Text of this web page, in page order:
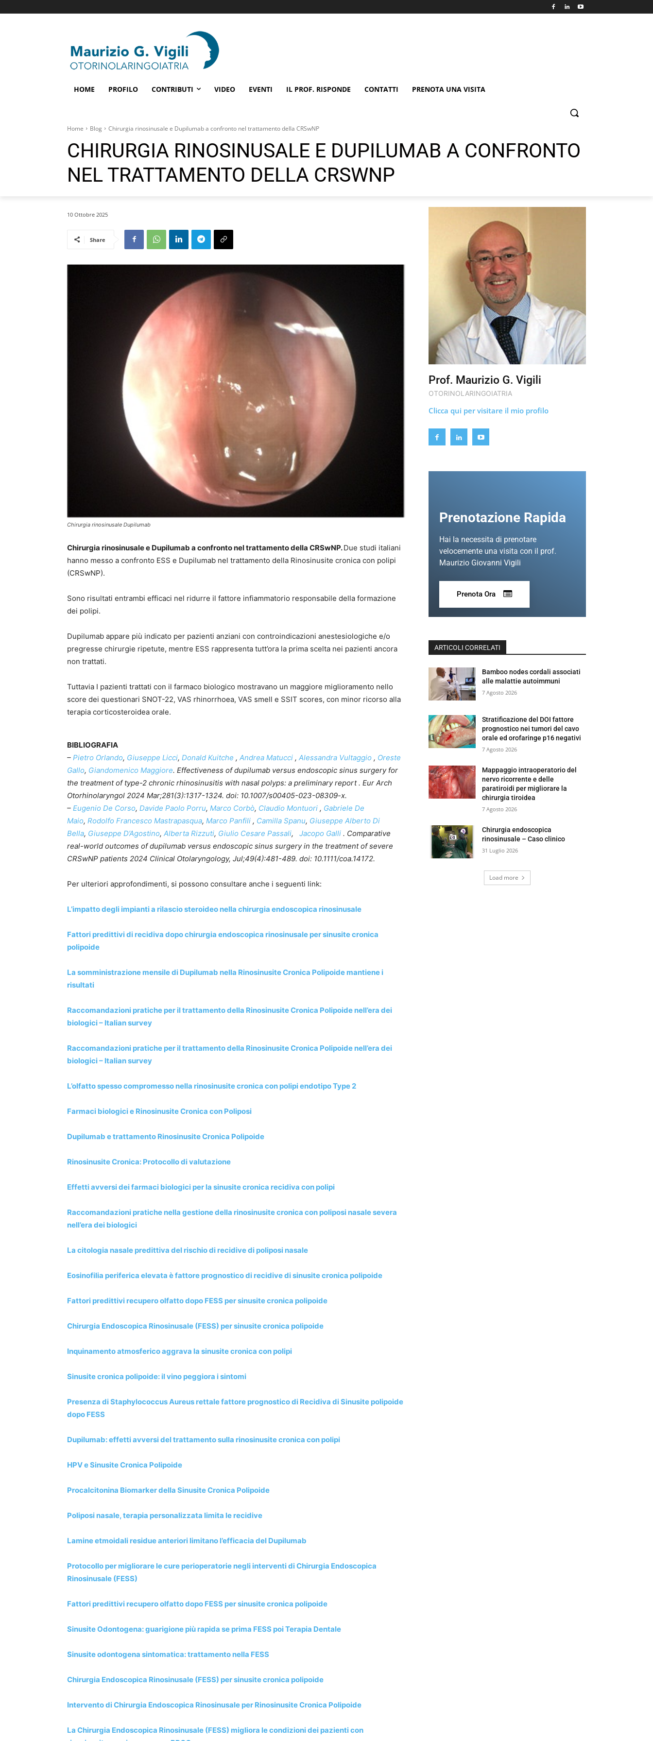
HOME PROFILO CONTRIBUTI VIDEO EVENTI IL PROF. RISPONDE CONTATTI PRENOTA UNA VISITA
Home Blog Chirurgia rinosinusale e Dupilumab a confronto nel trattamento della CRSwNP
CHIRURGIA RINOSINUSALE E DUPILUMAB A CONFRONTO
NEL TRATTAMENTO DELLA CRSWNP
10 Ottobre 2025
Share
Chirurgia rinosinusale Dupilumab
Chirurgia rinosinusale e Dupilumab a confronto nel trattamento della CRSwNP.Due studi italiani
hanno messo a confronto ESS e Dupilumab nel trattamento della Rinosinusite cronica con polipi
(CRSwNP).
Sono risultati entrambi efficaci nel ridurre il fattore infiammatorio responsabile della formazione
dei polipi.
Dupilumab appare più indicato per pazienti anziani con controindicazioni anestesiologiche e/o
pregresse chirurgie ripetute, mentre ESS rappresenta tutt’ora la prima scelta nei pazienti ancora
non trattati.
Tuttavia I pazienti trattati con il farmaco biologico mostravano un maggiore miglioramento nello
score dei questionari SNOT-22, VAS rhinorrhoea, VAS smell e SSIT scores, con minor ricorso alla
terapia corticosteroidea orale.
BIBLIOGRAFIA
– Pietro Orlando, Giuseppe Licci, Donald Kuitche , Andrea Matucci , Alessandra Vultaggio , Oreste
Gallo, Giandomenico Maggiore. Effectiveness of dupilumab versus endoscopic sinus surgery for
the treatment of type-2 chronic rhinosinusitis with nasal polyps: a preliminary report . Eur Arch
Otorhinolaryngol 2024 Mar;281(3):1317-1324. doi: 10.1007/s00405-023-08309-x.
– Eugenio De Corso, Davide Paolo Porru, Marco Corbò, Claudio Montuori , Gabriele De
Maio, Rodolfo Francesco Mastrapasqua, Marco Panfili , Camilla Spanu, Giuseppe Alberto Di
Bella, Giuseppe D’Agostino, Alberta Rizzuti, Giulio Cesare Passali, Jacopo Galli . Comparative
real-world outcomes of dupilumab versus endoscopic sinus surgery in the treatment of severe
CRSwNP patients 2024 Clinical Otolaryngology, Jul;49(4):481-489. doi: 10.1111/coa.14172.
Per ulteriori approfondimenti, si possono consultare anche i seguenti link:
L’impatto degli impianti a rilascio steroideo nella chirurgia endoscopica rinosinusale
Fattori predittivi di recidiva dopo chirurgia endoscopica rinosinusale per sinusite cronica
polipoide
La somministrazione mensile di Dupilumab nella Rinosinusite Cronica Polipoide mantiene i
risultati
Raccomandazioni pratiche per il trattamento della Rinosinusite Cronica Polipoide nell’era dei
biologici – Italian survey
Raccomandazioni pratiche per il trattamento della Rinosinusite Cronica Polipoide nell’era dei
biologici – Italian survey
L’olfatto spesso compromesso nella rinosinusite cronica con polipi endotipo Type 2
Farmaci biologici e Rinosinusite Cronica con Poliposi
Dupilumab e trattamento Rinosinusite Cronica Polipoide
Rinosinusite Cronica: Protocollo di valutazione
Effetti avversi dei farmaci biologici per la sinusite cronica recidiva con polipi
Raccomandazioni pratiche nella gestione della rinosinusite cronica con poliposi nasale severa
nell’era dei biologici
La citologia nasale predittiva del rischio di recidive di poliposi nasale
Eosinofilia periferica elevata è fattore prognostico di recidive di sinusite cronica polipoide
Fattori predittivi recupero olfatto dopo FESS per sinusite cronica polipoide
Chirurgia Endoscopica Rinosinusale (FESS) per sinusite cronica polipoide
Inquinamento atmosferico aggrava la sinusite cronica con polipi
Sinusite cronica polipoide: il vino peggiora i sintomi
Presenza di Staphylococcus Aureus rettale fattore prognostico di Recidiva di Sinusite polipoide
dopo FESS
Dupilumab: effetti avversi del trattamento sulla rinosinusite cronica con polipi
HPV e Sinusite Cronica Polipoide
Procalcitonina Biomarker della Sinusite Cronica Polipoide
Poliposi nasale, terapia personalizzata limita le recidive
Lamine etmoidali residue anteriori limitano l’efficacia del Dupilumab
Protocollo per migliorare le cure perioperatorie negli interventi di Chirurgia Endoscopica
Rinosinusale (FESS)
Fattori predittivi recupero olfatto dopo FESS per sinusite cronica polipoide
Sinusite Odontogena: guarigione più rapida se prima FESS poi Terapia Dentale
Sinusite odontogena sintomatica: trattamento nella FESS
Chirurgia Endoscopica Rinosinusale (FESS) per sinusite cronica polipoide
Intervento di Chirurgia Endoscopica Rinosinusale per Rinosinusite Cronica Polipoide
La Chirurgia Endoscopica Rinosinusale (FESS) migliora le condizioni dei pazienti con
Prof. Maurizio G. Vigili
OTORINOLARINGOIATRIA
Clicca qui per visitare il mio profilo
Prenotazione Rapida
Hai la necessita di prenotare
velocemente una visita con il prof.
Maurizio Giovanni Vigili
Prenota Ora
ARTICOLI CORRELATI
Bamboo nodes cordali associati
alle malattie autoimmuni
7 Agosto 2026
Stratificazione del DOI fattore
prognostico nei tumori del cavo
orale ed orofaringe p16 negativi
7 Agosto 2026
Mappaggio intraoperatorio del
nervo ricorrente e delle
paratiroidi per migliorare la
chirurgia tiroidea
7 Agosto 2026
Chirurgia endoscopica
rinosinusale – Caso clinico
31 Luglio 2026
Load more